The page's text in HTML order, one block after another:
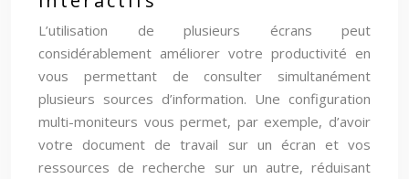
L’utilisation de plusieurs écrans peut
considérablement améliorer votre productivité en
vous permettant de consulter simultanément
plusieurs sources d’information. Une configuration
multi-moniteurs vous permet, par exemple, d’avoir
votre document de travail sur un écran et vos
ressources de recherche sur un autre, réduisant